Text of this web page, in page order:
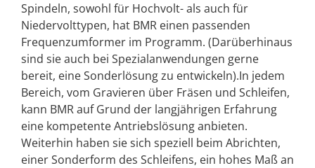
Spindeln, sowohl für Hochvolt- als auch für
Niedervolttypen, hat BMR einen passenden
Frequenzumformer im Programm. (Darüberhinaus
sind sie auch bei Spezialanwendungen gerne
bereit, eine Sonderlösung zu entwickeln).In jedem
Bereich, vom Gravieren über Fräsen und Schleifen,
kann BMR auf Grund der langjährigen Erfahrung
eine kompetente Antriebslösung anbieten.
Weiterhin haben sie sich speziell beim Abrichten,
einer Sonderform des Schleifens, ein hohes Maß an